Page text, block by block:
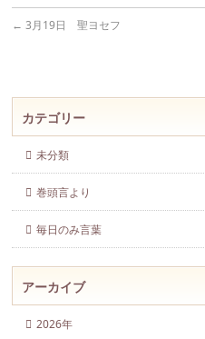
← 3月19日 聖ヨセフ
カテゴリー
未分類
巻頭言より
毎日のみ言葉
アーカイブ
2026年